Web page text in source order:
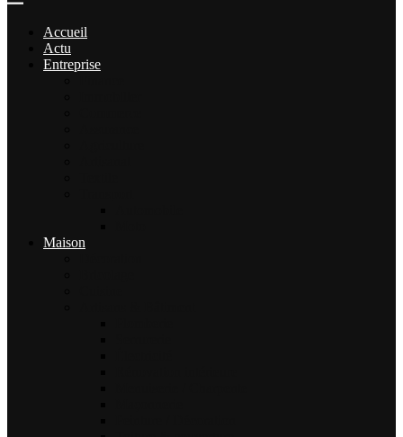
Accueil
Actu
Entreprise
Maison